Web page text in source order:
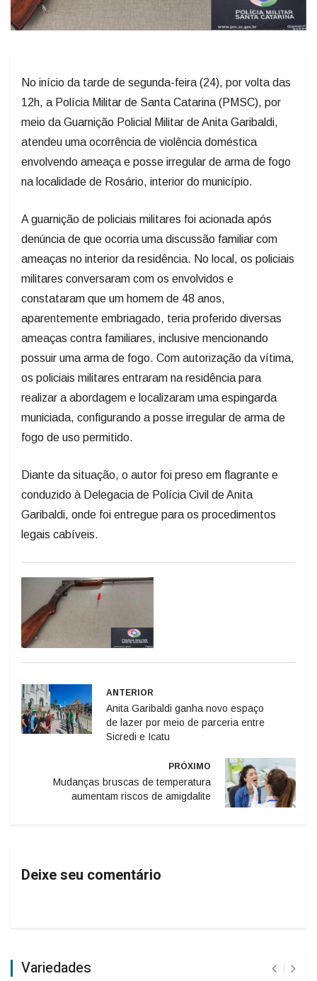
No início da tarde de segunda-feira (24), por volta das
12h, a Polícia Militar de Santa Catarina (PMSC), por
meio da Guarnição Policial Militar de Anita Garibaldi,
atendeu uma ocorrência de violência doméstica
envolvendo ameaça e posse irregular de arma de fogo
na localidade de Rosário, interior do município.
A guarnição de policiais militares foi acionada após
denúncia de que ocorria uma discussão familiar com
ameaças no interior da residência. No local, os policiais
militares conversaram com os envolvidos e
constataram que um homem de 48 anos,
aparentemente embriagado, teria proferido diversas
ameaças contra familiares, inclusive mencionando
possuir uma arma de fogo. Com autorização da vítima,
os policiais militares entraram na residência para
realizar a abordagem e localizaram uma espingarda
municiada, configurando a posse irregular de arma de
fogo de uso permitido.
Diante da situação, o autor foi preso em flagrante e
conduzido à Delegacia de Polícia Civil de Anita
Garibaldi, onde foi entregue para os procedimentos
legais cabíveis.
ANTERIOR
Anita Garibaldi ganha novo espaço
de lazer por meio de parceria entre
Sicredi e Icatu
PRÓXIMO
Mudanças bruscas de temperatura
aumentam riscos de amigdalite
Deixe seu comentário
Variedades